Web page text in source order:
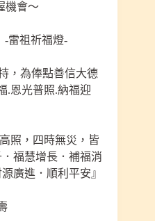
機會～
-雷祖祈福燈-
，為俸點善信大德
.恩光普照.納福迎
照，四時無災，皆
福慧增長．補福消
廣進．順利平安』